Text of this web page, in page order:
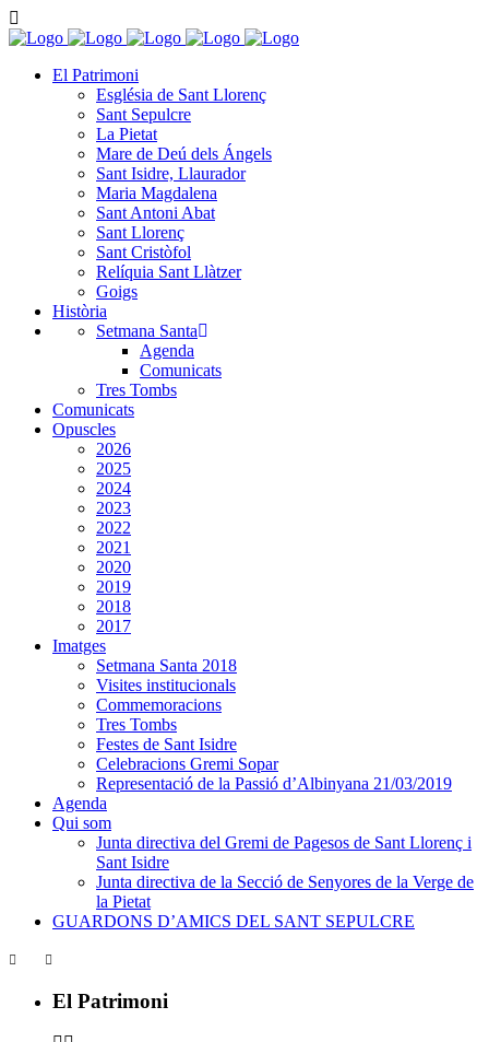
El Patrimoni
Església de Sant Llorenç
Sant Sepulcre
La Pietat
Mare de Deú dels Ángels
Sant Isidre, Llaurador
Maria Magdalena
Sant Antoni Abat
Sant Llorenç
Sant Cristòfol
Relíquia Sant Llàtzer
Goigs
Història
Setmana Santa
Agenda
Comunicats
Tres Tombs
Comunicats
Opuscles
2026
2025
2024
2023
2022
2021
2020
2019
2018
2017
Imatges
Setmana Santa 2018
Visites institucionals
Commemoracions
Tres Tombs
Festes de Sant Isidre
Celebracions Gremi Sopar
Representació de la Passió d’Albinyana 21/03/2019
Agenda
Qui som
Junta directiva del Gremi de Pagesos de Sant Llorenç i
Sant Isidre
Junta directiva de la Secció de Senyores de la Verge de
la Pietat
GUARDONS D’AMICS DEL SANT SEPULCRE
El Patrimoni